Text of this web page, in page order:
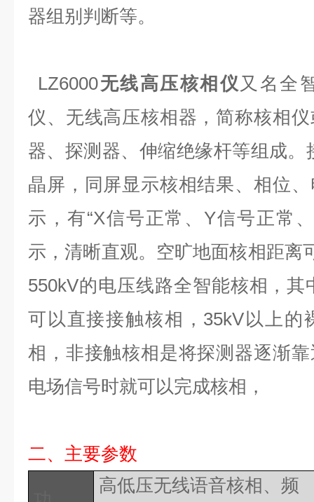
器组别判断等。
LZ6000无线高压核相仪 又名全
仪、无线高压核相器，简称核相
器、探测器、伸缩绝缘杆等组成。
晶屏，同屏显示核相结果、相位
示，有“X信号正常、 Y信号正常
示，清晰直观。空旷地面核相距离
550kV的电压线路全智能核相，其
可以直接接触核相， 35kV以上的
相，非接触核相是将探测器逐渐
电场信号时就可以完成核相，
二、主要参数
高低压无线语音核相、频